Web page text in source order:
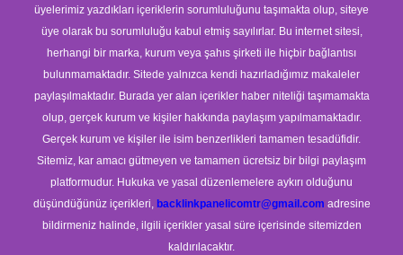
üyelerimiz yazdıkları içeriklerin sorumluluğunu taşımakta olup, siteye
üye olarak bu sorumluluğu kabul etmiş sayılırlar. Bu internet sitesi,
herhangi bir marka, kurum veya şahıs şirketi ile hiçbir bağlantısı
bulunmamaktadır. Sitede yalnızca kendi hazırladığımız makaleler
paylaşılmaktadır. Burada yer alan içerikler haber niteliği taşımamakta
olup, gerçek kurum ve kişiler hakkında paylaşım yapılmamaktadır.
Gerçek kurum ve kişiler ile isim benzerlikleri tamamen tesadüfidir.
Sitemiz, kar amacı gütmeyen ve tamamen ücretsiz bir bilgi paylaşım
platformudur. Hukuka ve yasal düzenlemelere aykırı olduğunu
düşündüğünüz içerikleri, backlinkpanelicomtr@gmail.com adresine
bildirmeniz halinde, ilgili içerikler yasal süre içerisinde sitemizden
kaldırılacaktır.